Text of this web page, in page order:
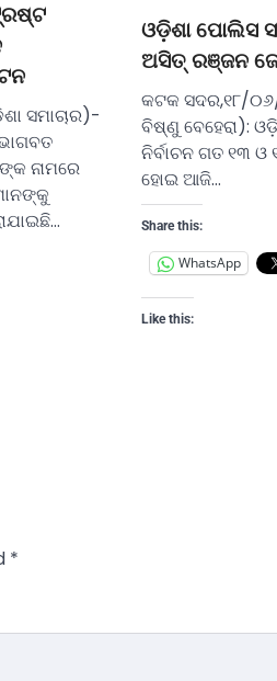
ସମାଚାର)-
ନାମରେ
ଓଡ଼ିଶା ପୋଲିସ
ଅସିତ୍ ରଞ୍ଜନ
କଟକ ସଦର,୧୮/
ବିଷ୍ଣୁ ବେହେରା):
ନିର୍ବାଚନ ଗତ ୧୩
ହୋଇ ଆଜି…
Share this:
WhatsApp
Like this:
*